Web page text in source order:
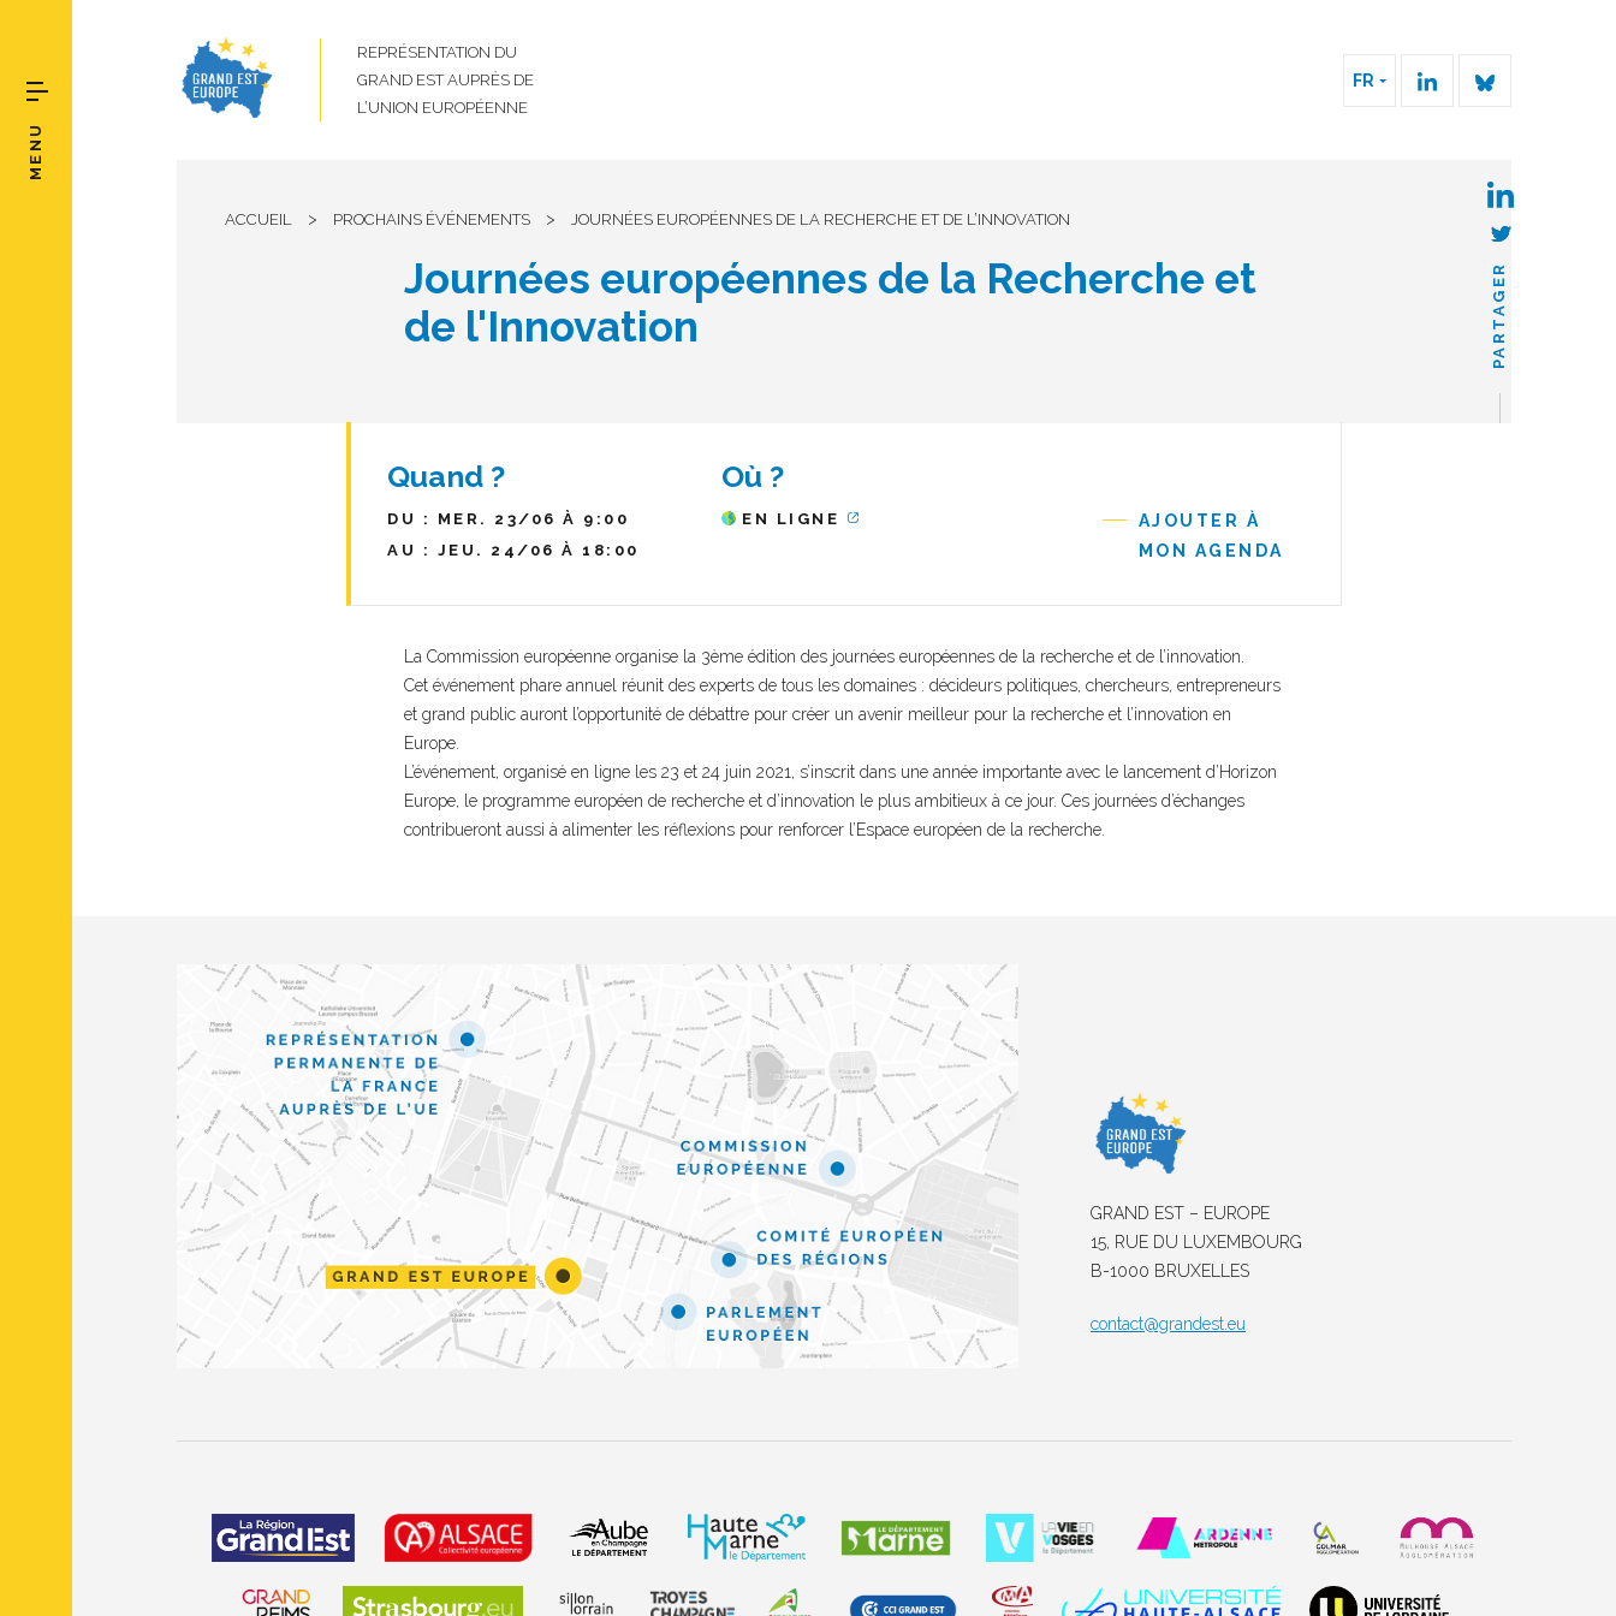
REPRÉSENTATION DU
GRAND EST AUPRÈS DE
L’UNION EUROPÉENNE
FR
MENU
ACCUEIL > PROCHAINS ÉVÉNEMENTS > JOURNÉES EUROPÉENNES DE LA RECHERCHE ET DE L’INNOVATION
Journées européennes de la Recherche et
de l'Innovation
PARTAGER
Quand ?
DU : MER. 23/06 À 9:00
AU : JEU. 24/06 À 18:00
Où ?
EN LIGNE
AJOUTER À
MON AGENDA
La Commission européenne organise la 3ème édition des journées européennes de la recherche et de l’innovation.
Cet événement phare annuel réunit des experts de tous les domaines : décideurs politiques, chercheurs, entrepreneurs
et grand public auront l’opportunité de débattre pour créer un avenir meilleur pour la recherche et l’innovation en
Europe.
L’événement, organisé en ligne les 23 et 24 juin 2021, s’inscrit dans une année importante avec le lancement d’Horizon
Europe, le programme européen de recherche et d’innovation le plus ambitieux à ce jour. Ces journées d’échanges
contribueront aussi à alimenter les réflexions pour renforcer l’Espace européen de la recherche.
GRAND EST – EUROPE
15, RUE DU LUXEMBOURG
B-1000 BRUXELLES
contact@grandest.eu